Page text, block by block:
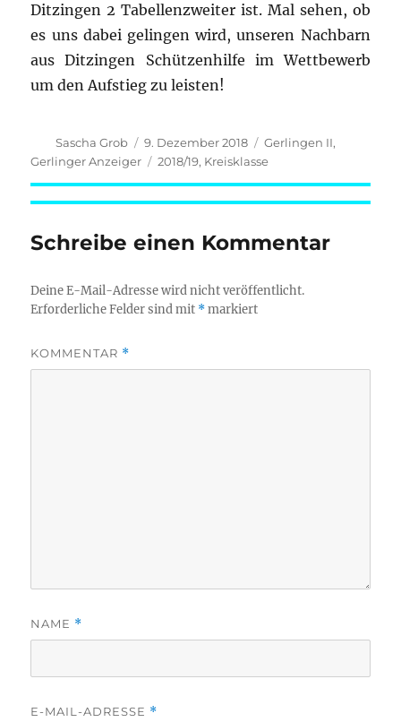
Ditzingen 2 Tabellenzweiter ist. Mal sehen, ob
es uns dabei gelingen wird, unseren Nachbarn
aus Ditzingen Schützenhilfe im Wettbewerb
um den Aufstieg zu leisten!
Autor
Sascha Grob
Veröffentlicht
am
9. Dezember 2018 Kategorien
Gerlingen II,
Gerlinger Anzeiger
Schlagwörter
2018/19, Kreisklasse
Schreibe einen Kommentar
Deine E-Mail-Adresse wird nicht veröffentlicht.
Erforderliche Felder sind mit *markiert
KOMMENTAR *
NAME *
E-MAIL-ADRESSE *